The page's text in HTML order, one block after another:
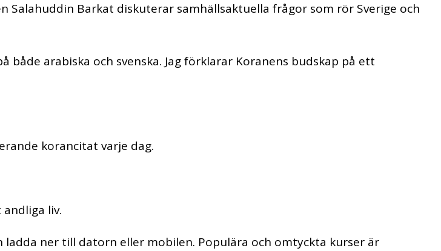
Barkat diskuterar samhällsaktuella frågor som rör Sverige och
både arabiska och svenska. Jag förklarar Koranens budskap på ett
korancitat varje dag.
liv.
ner till datorn eller mobilen. Populära och omtyckta kurser är